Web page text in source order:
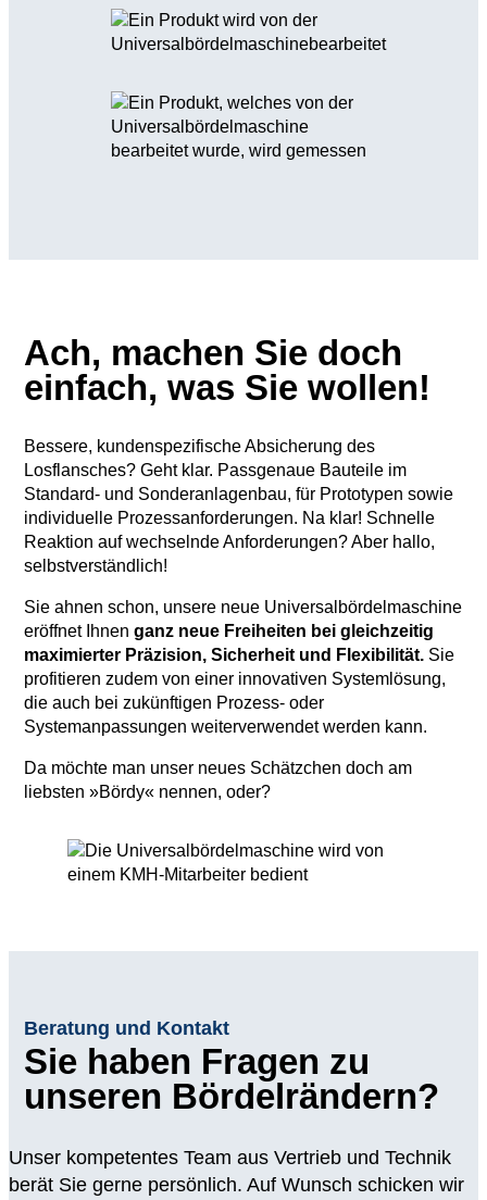
Ach, machen Sie doch
einfach, was Sie wollen!
Bessere, kundenspezifische Absicherung des
Losflansches? Geht klar. Passgenaue Bauteile im
Standard- und Sonderanlagenbau, für Prototypen sowie
individuelle Prozessanforderungen. Na klar! Schnelle
Reaktion auf wechselnde Anforderungen? Aber hallo,
selbstverständlich!
Sie ahnen schon, unsere neue Universalbördelmaschine
eröffnet Ihnenganz neue Freiheiten bei gleichzeitig
maximierter Präzision, Sicherheit und Flexibilität. Sie
profitieren zudem von einer innovativen Systemlösung,
die auch bei zukünftigen Prozess- oder
Systemanpassungen weiterverwendet werden kann.
Da möchte man unser neues Schätzchen doch am
liebsten »Bördy« nennen, oder?
Beratung und Kontakt
Sie haben Fragen zu
unseren Bördelrändern?
Unser kompetentes Team aus Vertrieb und Technik
berät Sie gerne persönlich. Auf Wunsch schicken wir